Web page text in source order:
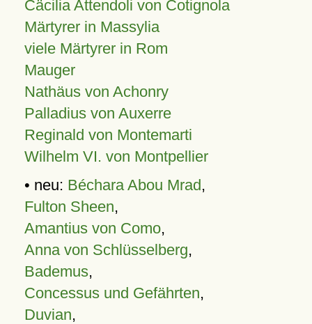
Cäcilia Attendoli von Cotignola
Märtyrer in Massylia
viele Märtyrer in Rom
Mauger
Nathäus von Achonry
Palladius von Auxerre
Reginald von Montemarti
Wilhelm VI. von Montpellier
• neu: Béchara Abou Mrad,
Fulton Sheen,
Amantius von Como,
Anna von Schlüsselberg,
Bademus,
Concessus und Gefährten,
Duvian,